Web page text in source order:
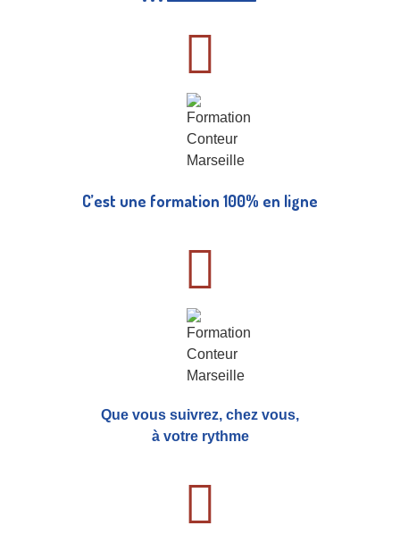
C’est une formation 100% en ligne
Que vous suivrez, chez vous,
à votre rythme